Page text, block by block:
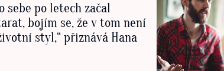
sebe po letech začal
bojím se, že v tom není
styl,“ přiznává Hana